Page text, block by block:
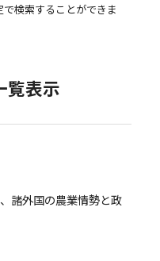
検索することができま
覧表示
諸外国の農業情勢と政